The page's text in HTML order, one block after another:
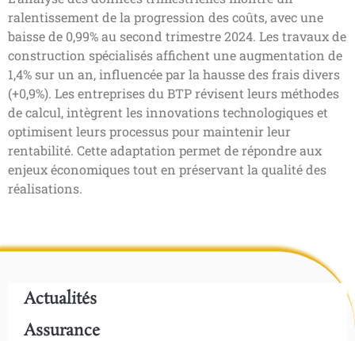
ralentissement de la progression des coûts, avec une
baisse de 0,99% au second trimestre 2024. Les travaux de
construction spécialisés affichent une augmentation de
1,4% sur un an, influencée par la hausse des frais divers
(+0,9%). Les entreprises du BTP révisent leurs méthodes
de calcul, intègrent les innovations technologiques et
optimisent leurs processus pour maintenir leur
rentabilité. Cette adaptation permet de répondre aux
enjeux économiques tout en préservant la qualité des
réalisations.
Actualités
Assurance